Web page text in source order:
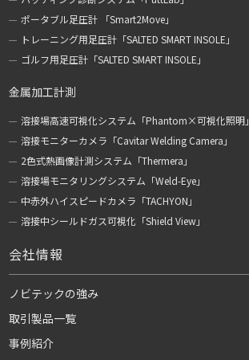
ポータブル足圧計 「Smart2Move」
トレーニング用足圧計「SALTED SMART INSOLE」
ゴルフ用足圧計「SALTED SMART INSOLE」
金属加工計測
溶接場高速可視化システム「Phantom×可視化照明」
溶接モニターカメラ「Cavitar Welding Camera」
2色式熱画像計測システム「Thermera」
溶接場モニタリングシステム「Weld-Eye」
中赤外ハイスピードカメラ「TACHYON」
溶接中シールドガス可視化「Shield View」
会社情報
ノビテックの強み
取引製品一覧
事例紹介